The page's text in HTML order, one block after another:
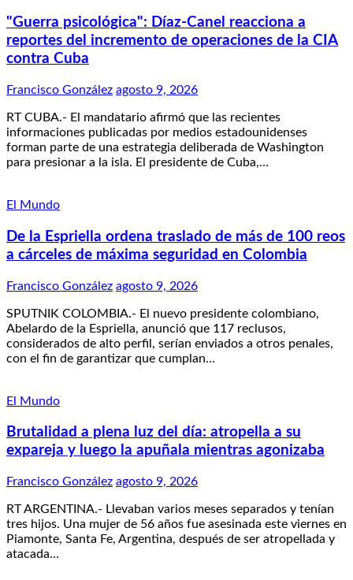
"Guerra psicológica": Díaz-Canel reacciona a
reportes del incremento de operaciones de la CIA
contra Cuba
Francisco González agosto 9, 2026
RT CUBA.- El mandatario afirmó que las recientes
informaciones publicadas por medios estadounidenses
forman parte de una estrategia deliberada de Washington
para presionar a la isla. El presidente de Cuba,…
El Mundo
De la Espriella ordena traslado de más de 100 reos
a cárceles de máxima seguridad en Colombia
Francisco González agosto 9, 2026
SPUTNIK COLOMBIA.- El nuevo presidente colombiano,
Abelardo de la Espriella, anunció que 117 reclusos,
considerados de alto perfil, serían enviados a otros penales,
con el fin de garantizar que cumplan…
El Mundo
Brutalidad a plena luz del día: atropella a su
expareja y luego la apuñala mientras agonizaba
Francisco González agosto 9, 2026
RT ARGENTINA.- Llevaban varios meses separados y tenían
tres hijos. Una mujer de 56 años fue asesinada este viernes en
Piamonte, Santa Fe, Argentina, después de ser atropellada y
atacada…